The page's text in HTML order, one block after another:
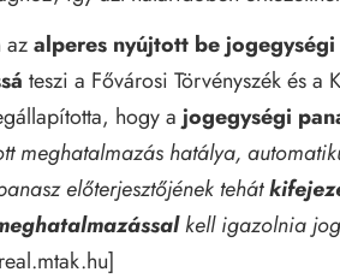
azalperes nyújtott be jogegységi
teszi a Fővárosi Törvényszék és a
hogy a jogegységi
meghatalmazás hatálya,
előterjesztőjének tehát
kell igazolnia
]